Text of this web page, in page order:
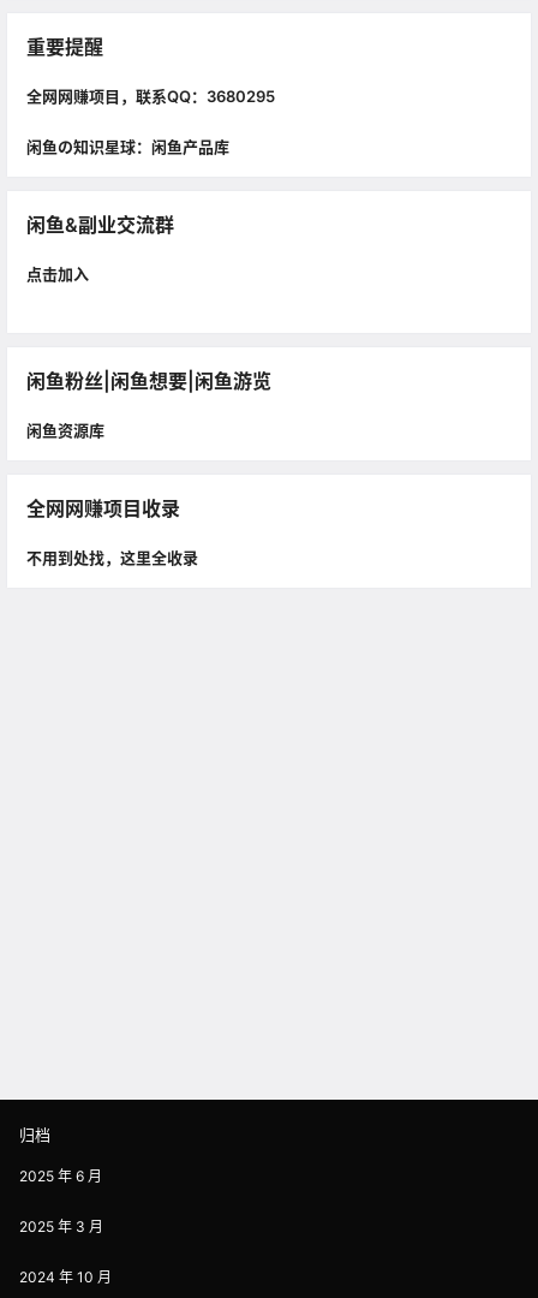
重要提醒
全网网赚项目，联系QQ：3680295
闲鱼の知识星球：闲鱼产品库
闲鱼&副业交流群
点击加入
闲鱼粉丝|闲鱼想要|闲鱼游览
闲鱼资源库
全网网赚项目收录
不用到处找，这里全收录
归档
2025 年 6 月
2025 年 3 月
2024 年 10 月